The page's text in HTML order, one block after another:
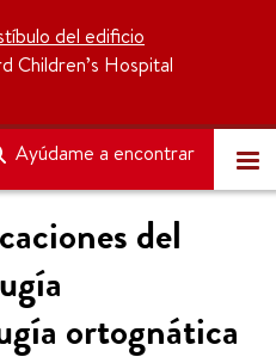
del edificio
Children’s Hospital
Ayúdame a encontrar
del
ortognática